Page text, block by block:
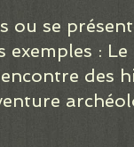
ou se
:
des